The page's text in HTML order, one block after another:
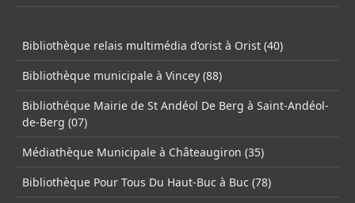
Bibliothèque relais multimédia d’orist à Orist (40)
Bibliothèque municipale à Vincey (88)
Bibliothéque Mairie de St Andéol De Berg à Saint-Andéol-
de-Berg (07)
Médiathèque Municipale à Châteaugiron (35)
Bibliothèque Pour Tous Du Haut-Buc à Buc (78)